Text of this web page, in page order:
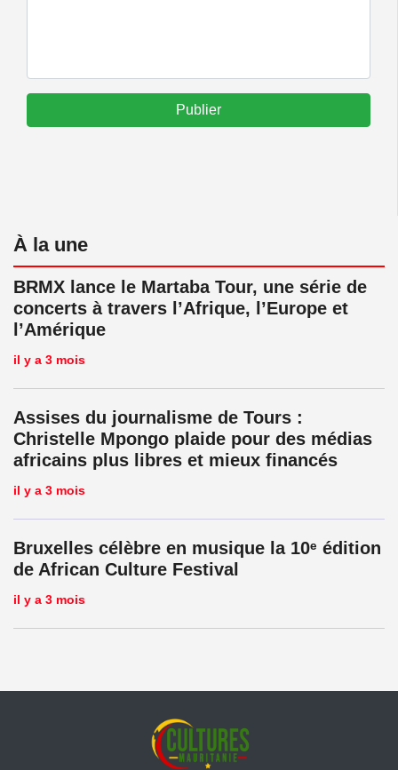
Publier
À la une
BRMX lance le Martaba Tour, une série de
concerts à travers l’Afrique, l’Europe et
l’Amérique
il y a 3 mois
Assises du journalisme de Tours :
Christelle Mpongo plaide pour des médias
africains plus libres et mieux financés
il y a 3 mois
Bruxelles célèbre en musique la 10ᵉ édition
de African Culture Festival
il y a 3 mois